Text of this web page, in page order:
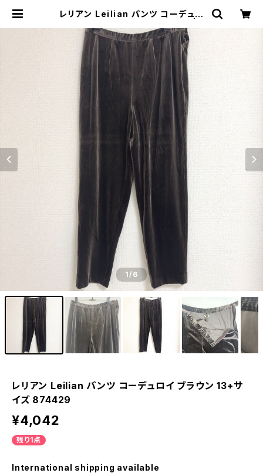
レリアン Leilian パンツ コーデュロ
thical Store
1/6
レリアン Leilian パンツ コーデュロイ ブラウン 13+サ
イズ 874429
¥4,042
残り1点
International shipping available